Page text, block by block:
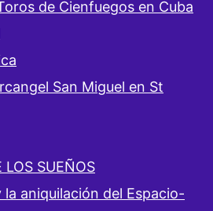
de Cienfuegos en Cuba
San Miguel en St
LOS SUEÑOS
la aniquilación del Espacio-